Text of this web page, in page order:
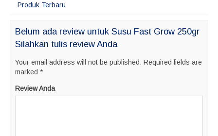
Produk Terbaru
Belum ada review untuk Susu Fast Grow 250gr
Silahkan tulis review Anda
Your email address will not be published. Required fields are
marked *
Review Anda